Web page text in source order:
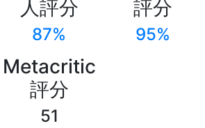
人評分
87%
評分
95%
Metacritic
評分
51